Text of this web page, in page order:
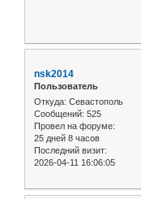
nsk2014
Пользователь
Откуда: Севастополь
Сообщений: 525
Провел на форуме:
25 дней 8 часов
Последний визит:
2026-04-11 16:06:05